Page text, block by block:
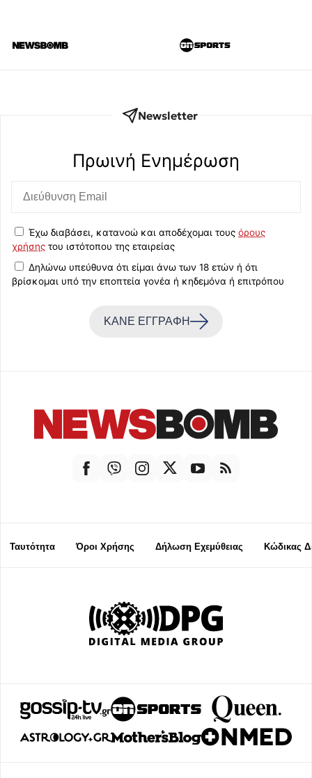
Newsletter
Πρωινή Eνημέρωση
Έχω διαβάσει, κατανοώ και αποδέχομαι τους όρους
χρήσης του ιστότοπου της εταιρείας
Δηλώνω υπεύθυνα ότι είμαι άνω των 18 ετών ή ότι
βρίσκομαι υπό την εποπτεία γονέα ή κηδεμόνα ή επιτρόπου
ΚΑΝΕ ΕΓΓΡΑΦΗ
Ταυτότητα Όροι Χρήσης Δήλωση Εχεμύθειας Κώδικας